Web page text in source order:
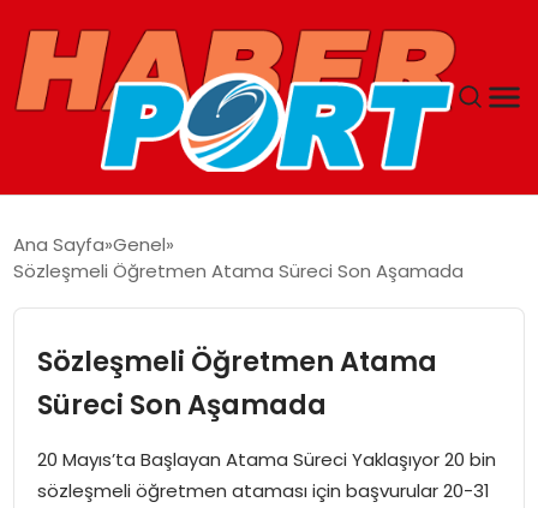
GUNCEL
YAŞAM
SAĞLIK
Ana Sayfa Genel
Sözleşmeli Öğretmen Atama Süreci Son Aşamada
Sözleşmeli Öğretmen Atama
Süreci Son Aşamada
20 Mayıs’ta Başlayan Atama Süreci Yaklaşıyor 20 bin
sözleşmeli öğretmen ataması için başvurular 20-31